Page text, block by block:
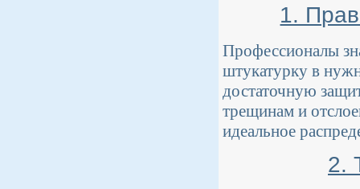
1.
Профессионалы
штукатурку в
достаточную
трещинам и
идеальное
2.